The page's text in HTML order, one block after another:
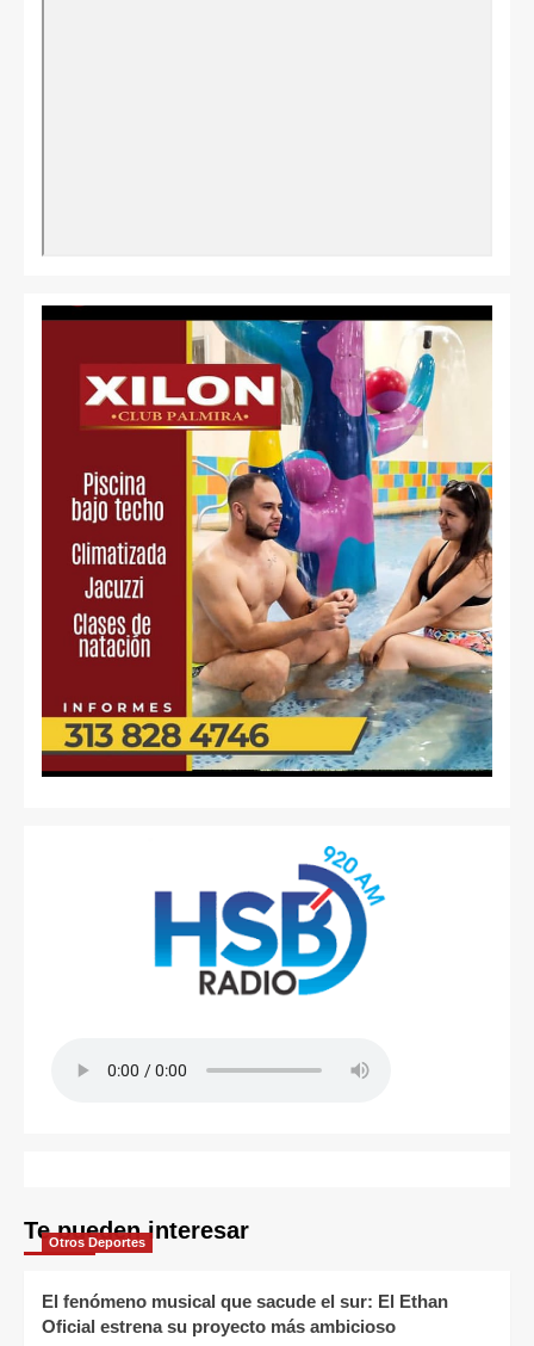
Te pueden interesar
Otros Deportes
El fenómeno musical que sacude el sur: El Ethan
Oficial estrena su proyecto más ambicioso